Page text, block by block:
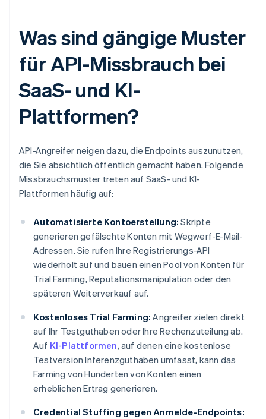
Was sind gängige Muster
für API-Missbrauch bei
SaaS- und KI-
Plattformen?
API-Angreifer neigen dazu, die Endpoints auszunutzen,
die Sie absichtlich öffentlich gemacht haben. Folgende
Missbrauchsmuster treten auf SaaS- und KI-
Plattformen häufig auf:
Automatisierte Kontoerstellung: Skripte
generieren gefälschte Konten mit Wegwerf-E-Mail-
Adressen. Sie rufen Ihre Registrierungs-API
wiederholt auf und bauen einen Pool von Konten für
Trial Farming, Reputationsmanipulation oder den
späteren Weiterverkauf auf.
Kostenloses Trial Farming: Angreifer zielen direkt
auf Ihr Testguthaben oder Ihre Rechenzuteilung ab.
Auf KI-Plattformen, auf denen eine kostenlose
Testversion Inferenzguthaben umfasst, kann das
Farming von Hunderten von Konten einen
erheblichen Ertrag generieren.
Credential Stuffing gegen Anmelde-Endpoints: